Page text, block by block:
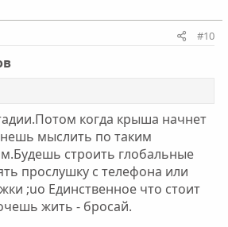
#10
когда крыша начнет
мыслить по таким
строить глобальные
прослушку с телефона или
;uo Единственное что стоит
жить - бросай.